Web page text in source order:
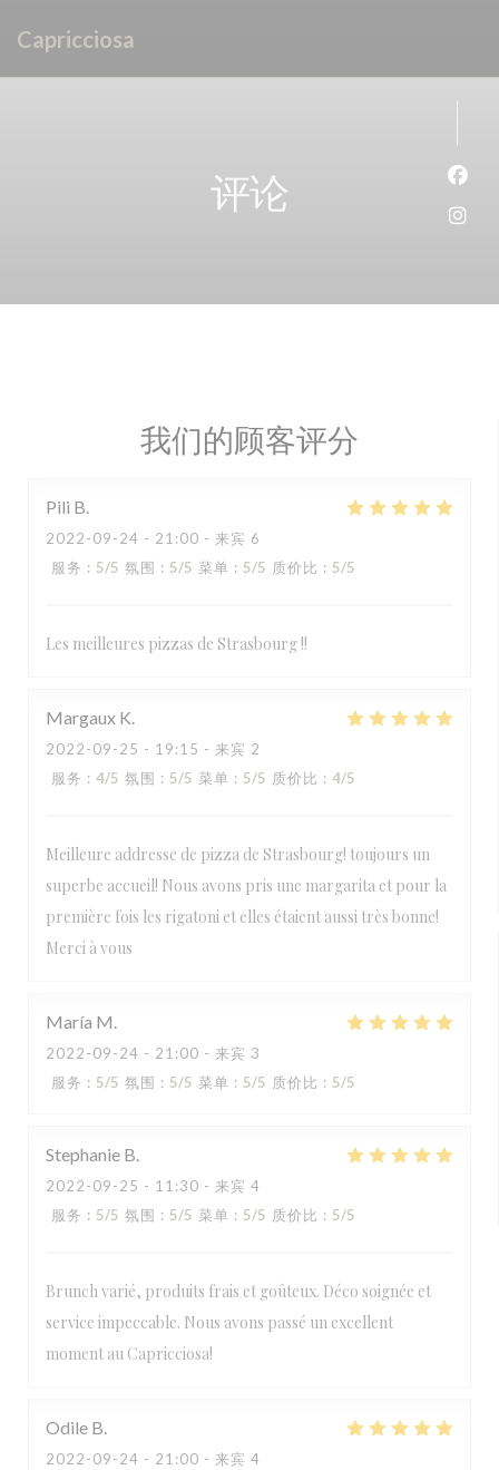
Capricciosa
评论
我们的顾客评分
Pili B
2022-09-24 - 21:00 - 来宾 6
服务 : 5/5 氛围 : 5/5 菜单 : 5/5 质价比 : 5/5
Les meilleures pizzas de Strasbourg !!
Margaux K
2022-09-25 - 19:15 - 来宾 2
服务 : 4/5 氛围 : 5/5 菜单 : 5/5 质价比 : 4/5
Meilleure addresse de pizza de Strasbourg! toujours un
superbe accueil! Nous avons pris une margarita et pour la
première fois les rigatoni et elles étaient aussi très bonne!
Merci à vous
María M
2022-09-24 - 21:00 - 来宾 3
服务 : 5/5 氛围 : 5/5 菜单 : 5/5 质价比 : 5/5
Stephanie B
2022-09-25 - 11:30 - 来宾 4
服务 : 5/5 氛围 : 5/5 菜单 : 5/5 质价比 : 5/5
Brunch varié, produits frais et goûteux. Déco soignée et
service impeccable. Nous avons passé un excellent
moment au Capricciosa!
Odile B
2022-09-24 - 21:00 - 来宾 4